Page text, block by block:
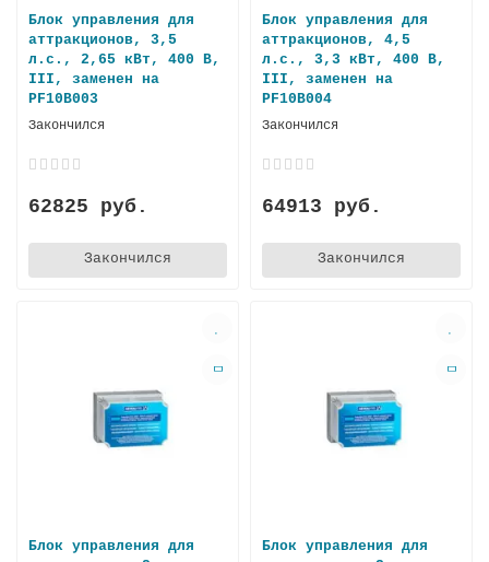
Блок управления для
аттракционов, 3,5
л.с., 2,65 кВт, 400 В,
III, заменен на
PF10B003
Закончился
62825 руб.
Закончился
Блок управления для
аттракционов, 4,5
л.с., 3,3 кВт, 400 В,
III, заменен на
PF10B004
Закончился
64913 руб.
Закончился
Блок управления для
Блок управления для